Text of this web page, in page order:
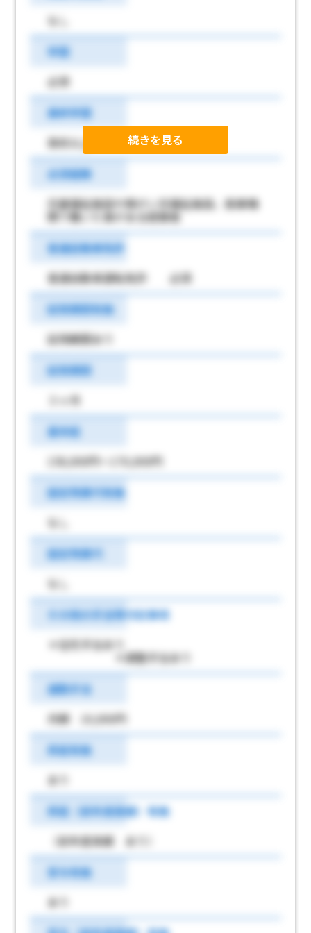
なし
学歴
必須
最終学歴
高校以上
必須経験
児童福祉施設や障がい児福祉施設、医療機
関で働いた事がある経験者
普通自動車免許
普通自動車運転免許 必須
試用期間有無
試用期間あり
試用期間
３ヶ月
基本給
158,000円～170,000円
固定残業代有無
なし
固定残業代
なし
その他の手当等付記事項
＊住宅手当あり
＊調整手当あり
通勤手当
月額 10,000円
昇給有無
あり
昇給（前年度実績）有無
（前年度実績 あり）
賞与有無
あり
続きを見る